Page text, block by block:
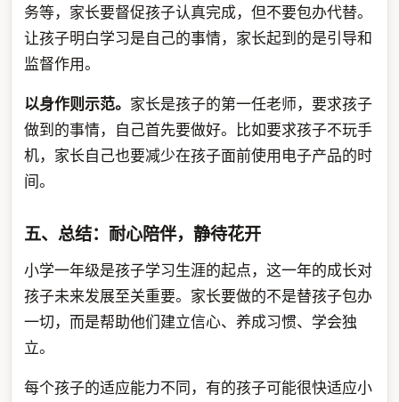
务等，家长要督促孩子认真完成，但不要包办代替。
让孩子明白学习是自己的事情，家长起到的是引导和
监督作用。
以身作则示范。 家长是孩子的第一任老师，要求孩子
做到的事情，自己首先要做好。比如要求孩子不玩手
机，家长自己也要减少在孩子面前使用电子产品的时
间。
五、总结：耐心陪伴，静待花开
小学一年级是孩子学习生涯的起点，这一年的成长对
孩子未来发展至关重要。家长要做的不是替孩子包办
一切，而是帮助他们建立信心、养成习惯、学会独
立。
每个孩子的适应能力不同，有的孩子可能很快适应小